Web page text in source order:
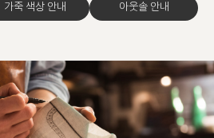
가죽 색상 안내 아웃솔 안내